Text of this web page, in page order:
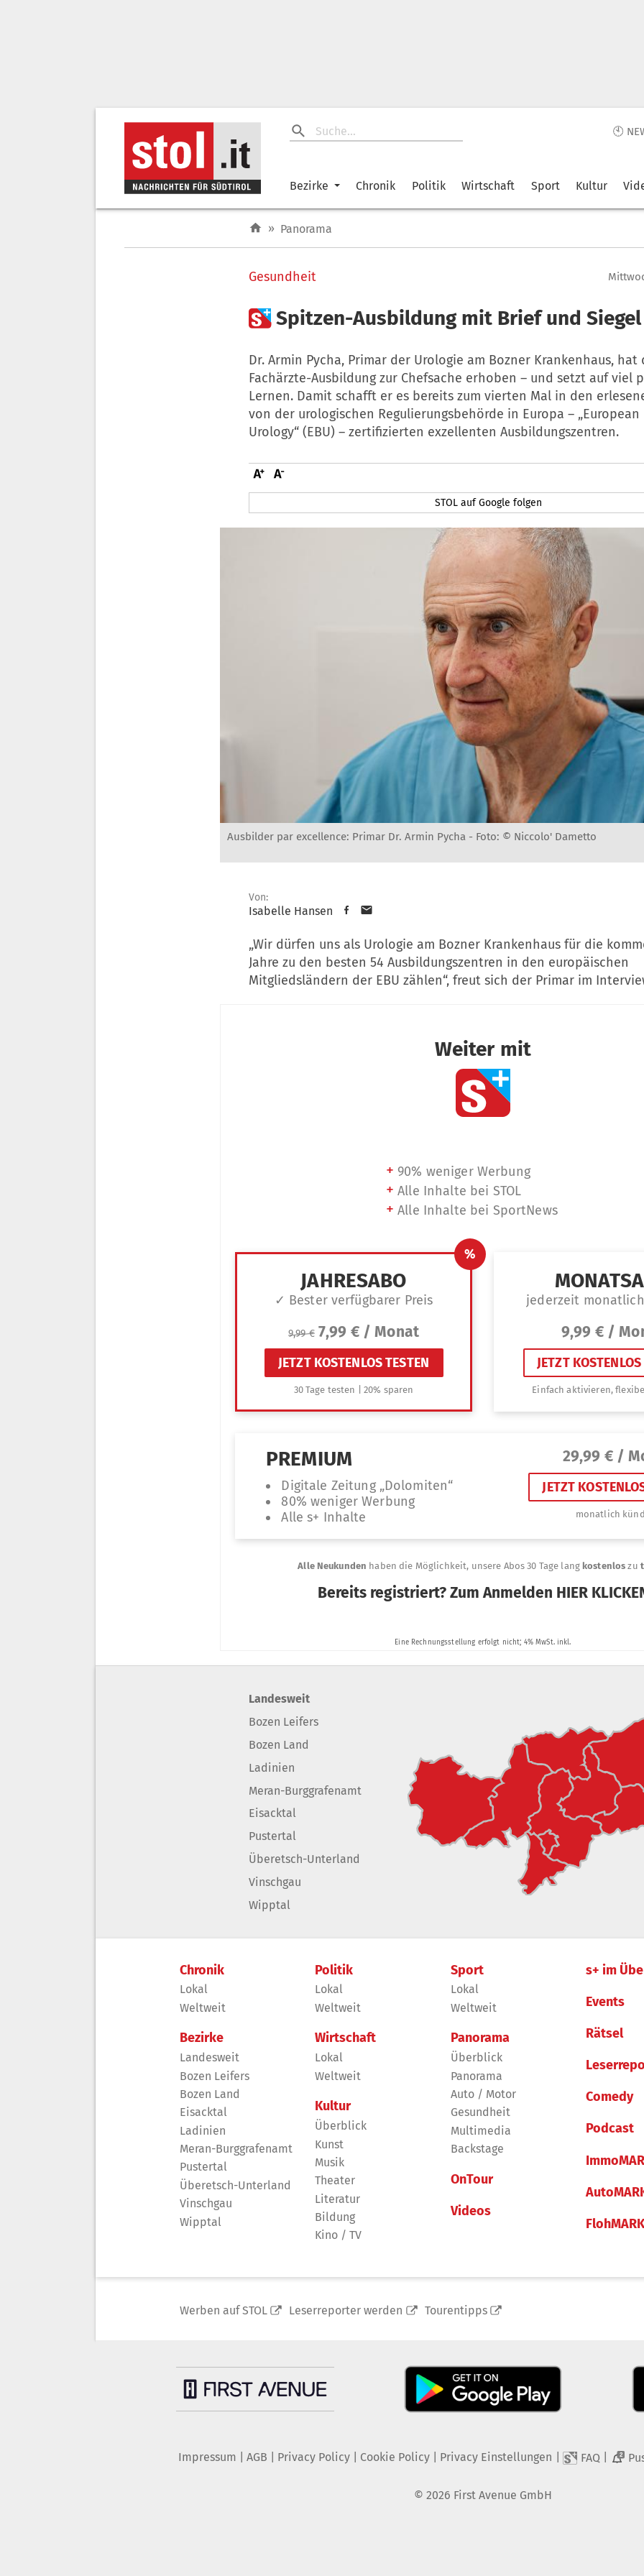
🕙
Bezirke Chronik Politik Wirtschaft Sport Kultur
» Panorama
Gesundheit
Spitzen-Ausbildung mit Brief und Siegel
Dr. Armin Pycha, Primar der Urologie am Bozner Krankenhaus, hat
Fachärzte-Ausbildung zur Chefsache erhoben – und setzt auf viel
Lernen. Damit schafft er es bereits zum vierten Mal in den
von der urologischen Regulierungsbehörde in Europa –
Urology“ (EBU) – zertifizierten exzellenten Ausbildungszentren.
STOL auf Google folgen
Ausbilder par excellence: Primar Dr. Armin Pycha - Foto: © Niccolo' Dametto
Von:
Isabelle Hansen
„Wir dürfen uns als Urologie am Bozner Krankenhaus für die
Jahre zu den besten 54 Ausbildungszentren in den europäischen
Mitgliedsländern der EBU zählen“, freut sich der Primar im
Landesweit
Bozen Leifers
Bozen Land
Ladinien
Meran-Burggrafenamt
Eisacktal
Pustertal
Überetsch-Unterland
Vinschgau
Wipptal
Chronik
Lokal
Weltweit
Bezirke
Landesweit
Bozen Leifers
Bozen Land
Eisacktal
Ladinien
Meran-Burggrafenamt
Pustertal
Überetsch-Unterland
Vinschgau
Wipptal
Politik
Lokal
Weltweit
Wirtschaft
Lokal
Weltweit
Kultur
Überblick
Kunst
Musik
Theater
Literatur
Bildung
Kino / TV
Sport
Lokal
Weltweit
Panorama
Überblick
Panorama
Auto / Motor
Gesundheit
Multimedia
Backstage
OnTour
Videos
s+ im
Events
Rätsel
Comedy
Podcast
Werben auf STOL Leserreporter werden Tourentipps
Impressum AGB Privacy Policy| Cookie Policy| Privacy Einstellungen FAQ 2
© 2026 First Avenue GmbH